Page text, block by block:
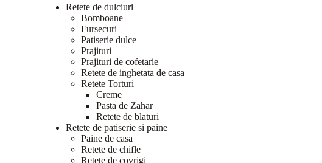
Retete de dulciuri
Bomboane
Fursecuri
Patiserie dulce
Prajituri
Prajituri de cofetarie
Retete de inghetata de casa
Retete Torturi
Creme
Pasta de Zahar
Retete de blaturi
Retete de patiserie si paine
Paine de casa
Retete de chifle
Retete de covrigi